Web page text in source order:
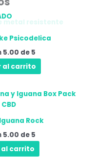
Psicodelica
5.00 de 5
al carrito
Rock
5.00 de 5
al carrito